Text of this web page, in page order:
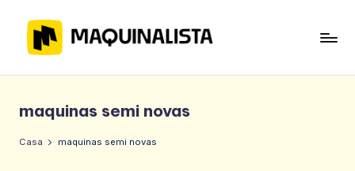
o
o
g
maquinas semi novas
Casa maquinas semi novas